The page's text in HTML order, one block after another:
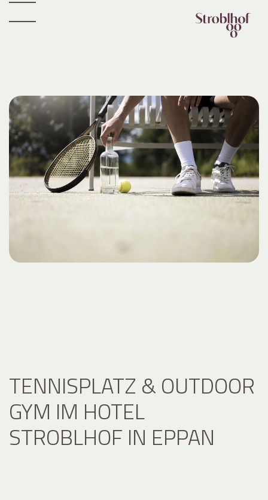
TENNISPLATZ & OUTDOOR
GYM IM HOTEL
STROBLHOF IN EPPAN